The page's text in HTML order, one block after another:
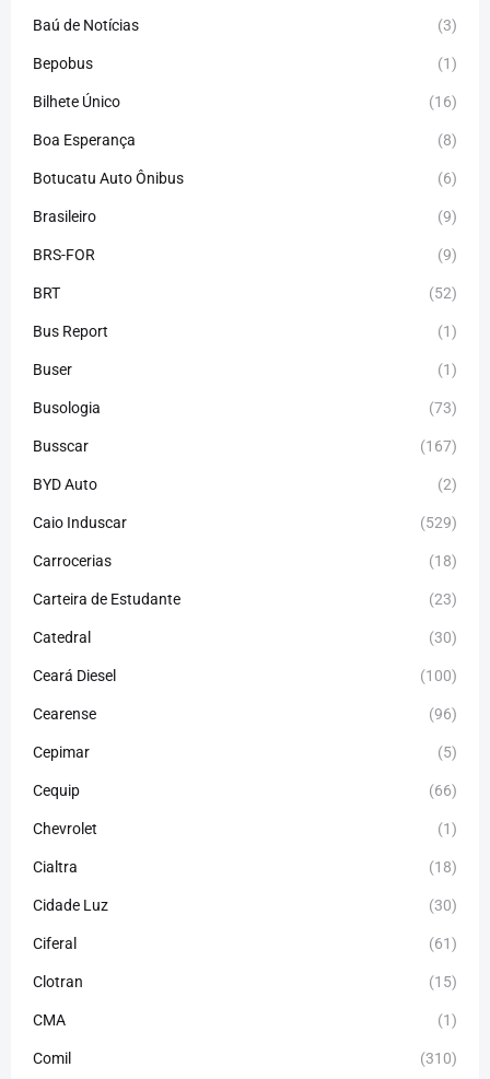
Baú de Notícias (3)
Bepobus (1)
Bilhete Único (16)
Boa Esperança (8)
Botucatu Auto Ônibus (6)
Brasileiro (9)
BRS-FOR (9)
BRT (52)
Bus Report (1)
Buser (1)
Busologia (73)
Busscar (167)
BYD Auto (2)
Caio Induscar (529)
Carrocerias (18)
Carteira de Estudante (23)
Catedral (30)
Ceará Diesel (100)
Cearense (96)
Cepimar (5)
Cequip (66)
Chevrolet (1)
Cialtra (18)
Cidade Luz (30)
Ciferal (61)
Clotran (15)
CMA (1)
Comil (310)